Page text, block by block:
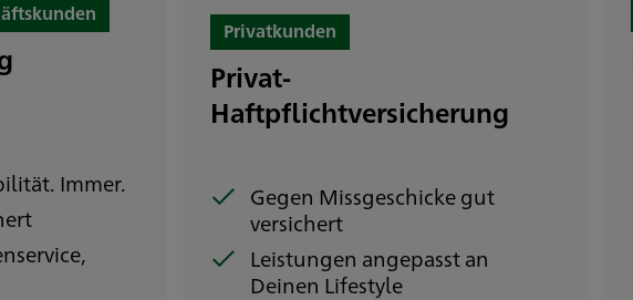
Immer.
Privatkunden
Privat-
Haftpflichtversicherung
Gegen Missgeschicke gut
versichert
Leistungen angepasst an
Deinen Lifestyle